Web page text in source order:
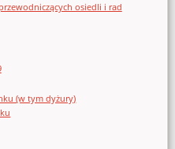
osiedli i rad
(w tym dyżury)